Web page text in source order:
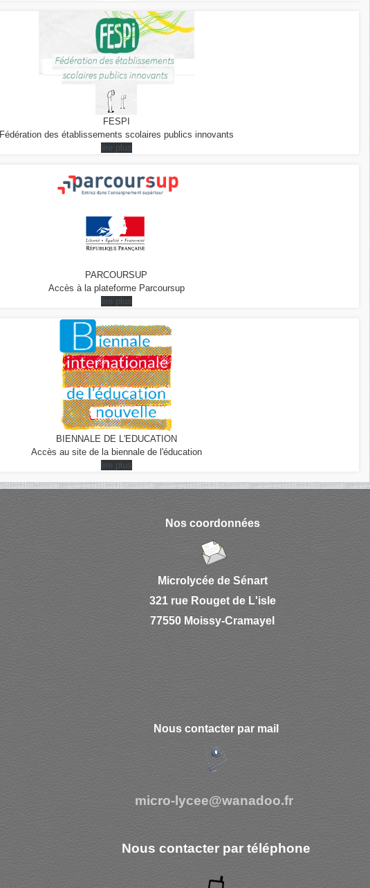
FESPI
Fédération des établissements scolaires publics innovants
lire plus
PARCOURSUP
Accès à la plateforme Parcoursup
lire plus
BIENNALE DE L'EDUCATION
Accès au site de la biennale de l'éducation
lire plus
Nos coordonnées
Microlycée de Sénart
321 rue Rouget de L'isle
77550 Moissy-Cramayel
Nous contacter par mail
micro-lycee@wanadoo.fr
Nous contacter par téléphone